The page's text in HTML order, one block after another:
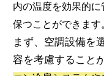
内の温度を効果的
保つことができます
まず、空調設備を
容を考慮すること